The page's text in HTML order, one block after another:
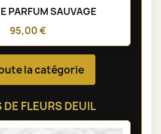
PARFUM SAUVAGE
95,00 €
la catégorie
DE FLEURS DEUIL